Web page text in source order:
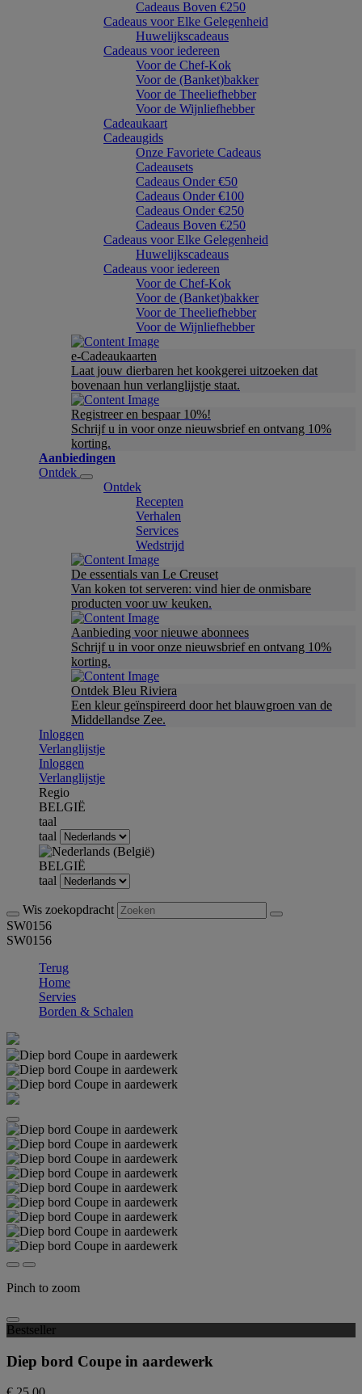
Cadeaus Boven €250
Cadeaus voor Elke Gelegenheid
Huwelijkscadeaus
Cadeaus voor iedereen
Voor de Chef-Kok
Voor de (Banket)bakker
Voor de Theeliefhebber
Voor de Wijnliefhebber
Cadeaukaart
Cadeaugids
Onze Favoriete Cadeaus
Cadeausets
Cadeaus Onder €50
Cadeaus Onder €100
Cadeaus Onder €250
Cadeaus Boven €250
Cadeaus voor Elke Gelegenheid
Huwelijkscadeaus
Cadeaus voor iedereen
Voor de Chef-Kok
Voor de (Banket)bakker
Voor de Theeliefhebber
Voor de Wijnliefhebber
e-Cadeaukaarten
Laat jouw dierbaren het kookgerei uitzoeken dat
bovenaan hun verlanglijstje staat.
Registreer en bespaar 10%!
Schrijf u in voor onze nieuwsbrief en ontvang 10%
korting.
Aanbiedingen
Ontdek
Ontdek
Recepten
Verhalen
Services
Wedstrijd
De essentials van Le Creuset
Van koken tot serveren: vind hier de onmisbare
producten voor uw keuken.
Aanbieding voor nieuwe abonnees
Schrijf u in voor onze nieuwsbrief en ontvang 10%
korting.
Ontdek Bleu Riviera
Een kleur geïnspireerd door het blauwgroen van de
Middellandse Zee.
Inloggen
Verlanglijstje
Inloggen
Verlanglijstje
Regio
BELGIË
taal
taal
BELGIË
taal
Wis zoekopdracht
SW0156
SW0156
Terug
Home
Servies
Borden & Schalen
Pinch to zoom
Bestseller
Diep bord Coupe in aardewerk